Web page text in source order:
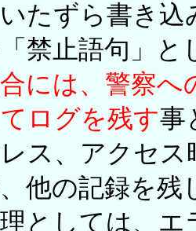
たずら書き込
禁止語句」と
には、警察へ
ログを残す事
レス、アクセ
他の記録を残
としては、エ